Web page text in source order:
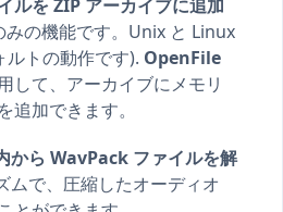
ルを ZIP アーカイブに追加
の機能です。Unix と Linux
ルトの動作です). OpenFile
して、アーカイブにメモリ
追加できます。
から WavPack ファイルを解
ムで、圧縮したオーディオ